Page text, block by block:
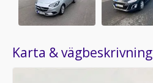
Karta & vägbeskrivning